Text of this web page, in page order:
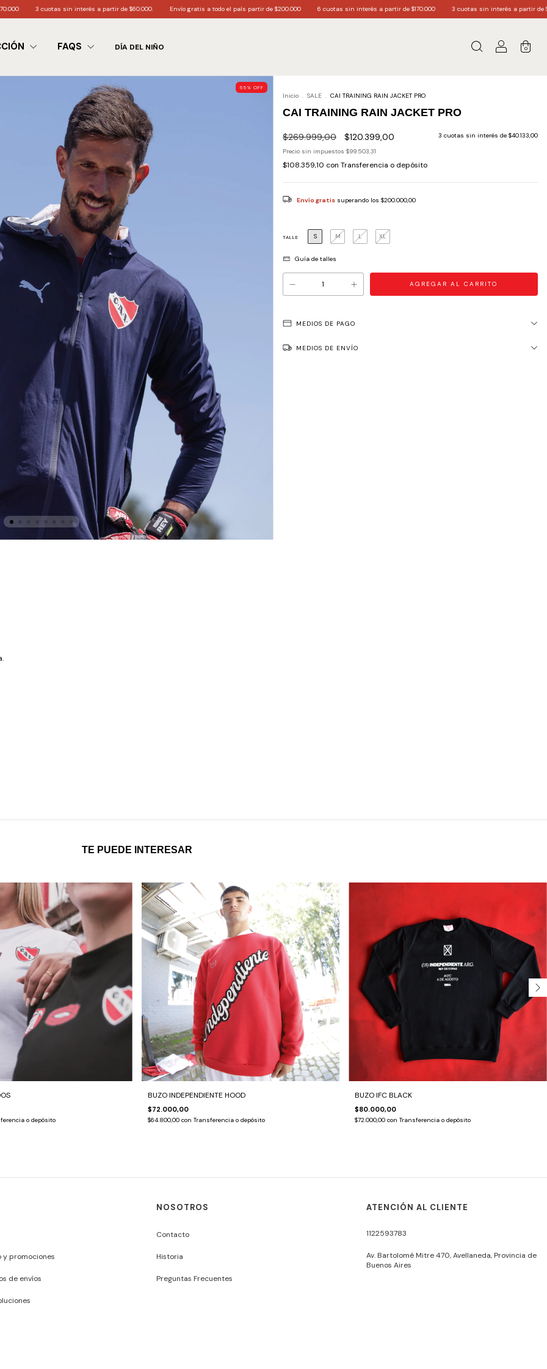
a partir de $60.000. Envío gratis a todo el país partir de $200.000 6 cuotas sin interés a partir de $170.000 3 cuotas sin interés a partir de $60.000. Envío
FAQS DÍA DEL NIÑO 0
55 % OFF
Inicio . SALE . CAI TRAINING RAIN JACKET PRO
CAI TRAINING RAIN JACKET PRO
$269.999,00 $120.399,00 3 cuotas sin interés de $40.133,00
Precio sin impuestos $99.503,31
$108.359,10 con Transferencia o depósito
Envío gratis superando los $200.000,00
TALLE S M L XL
Guía de talles
MEDIOS DE PAGO
MEDIOS DE ENVÍO
TE PUEDE INTERESAR
o depósito
BUZO INDEPENDIENTE HOOD
$72.000,00
$64.800,00 con Transferencia o depósito
BUZO IFC BLACK
$80.000,00
$72.000,00con Transferencia o depósito
y promociones
de envíos
NOSOTROS
Contacto
Historia
Preguntas Frecuentes
ATENCIÓN AL CLIENTE
1122593783
Av. Bartolomé Mitre 470, Avellaneda, Provincia de
Buenos Aires